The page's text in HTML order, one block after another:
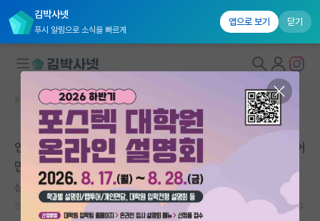
김박사넷
푸시 알림으로 소식을 빠르게
앱으로 보기 닫기
대학원생 모집
국내대학원 정보
연구실&오픈랩
커뮤니티
커뮤니티 홈 자유 게시판(아무개랩)
연구과제 마음에 안들어서 석사 재도전 하려하는데 커리어
만 따졌을때 어떤가요?
심심한 코페르니쿠스
2023.10.31 11 3381